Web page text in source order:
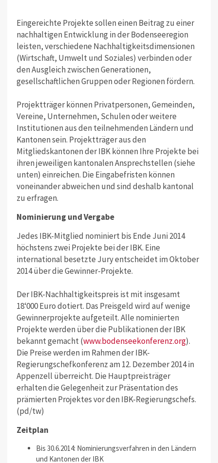
Eingereichte Projekte sollen einen Beitrag zu einer
nachhaltigen Entwicklung in der Bodenseeregion
leisten, verschiedene Nachhaltigkeitsdimensionen
(Wirtschaft, Umwelt und Soziales) verbinden oder
den Ausgleich zwischen Generationen,
gesellschaftlichen Gruppen oder Regionen fördern.
Projektträger können Privatpersonen, Gemeinden,
Vereine, Unternehmen, Schulen oder weitere
Institutionen aus den teilnehmenden Ländern und
Kantonen sein. Projektträger aus den
Mitgliedskantonen der IBK können Ihre Projekte bei
ihren jeweiligen kantonalen Ansprechstellen (siehe
unten) einreichen. Die Eingabefristen können
voneinander abweichen und sind deshalb kantonal
zu erfragen.
Nominierung und Vergabe
Jedes IBK-Mitglied nominiert bis Ende Juni 2014
höchstens zwei Projekte bei der IBK. Eine
international besetzte Jury entscheidet im Oktober
2014 über die Gewinner-Projekte.
Der IBK-Nachhaltigkeitspreis ist mit insgesamt
18‘000 Euro dotiert. Das Preisgeld wird auf wenige
Gewinnerprojekte aufgeteilt. Alle nominierten
Projekte werden über die Publikationen der IBK
bekannt gemacht (www.bodenseekonferenz.org).
Die Preise werden im Rahmen der IBK-
Regierungschefkonferenz am 12. Dezember 2014 in
Appenzell überreicht. Die Hauptpreisträger
erhalten die Gelegenheit zur Präsentation des
prämierten Projektes vor den IBK-Regierungschefs.
(pd/tw)
Zeitplan
Bis 30.6.2014: Nominierungsverfahren in den Ländern
und Kantonen der IBK